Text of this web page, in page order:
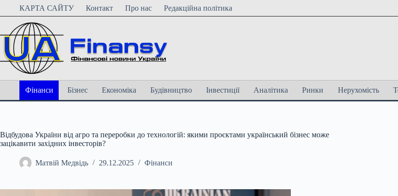
ПерейтиКАРТА САЙТУ Контакт Про нас Редакційна політика
Фінанси Бізнес Економіка Будівництво Інвестиції Аналітика Ринки Нерухомість
Відбудова України від агро та переробки до технологій: якими проєктами український бізнес може
зацікавити західних інвесторів?
Матвій Медвідь 29.12.2025 Фінанси